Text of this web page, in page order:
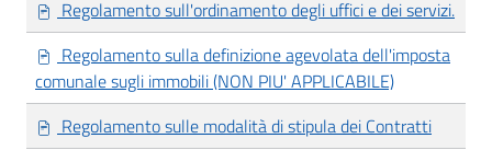
Regolamento sull'ordinamento degli uffici e dei servizi.
Regolamento sulla definizione agevolata dell'imposta
comunale sugli immobili (NON PIU' APPLICABILE)
Regolamento sulle modalità di stipula dei Contratti